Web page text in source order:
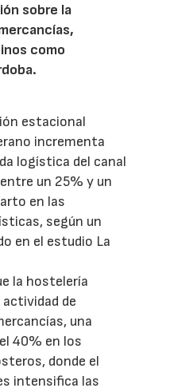
sobre la
como
estacional
incrementa
logística del canal
entre un 25% y un
en las
según un
en el estudio La
la hostelería
de
una
40% en los
donde el
intensifica las